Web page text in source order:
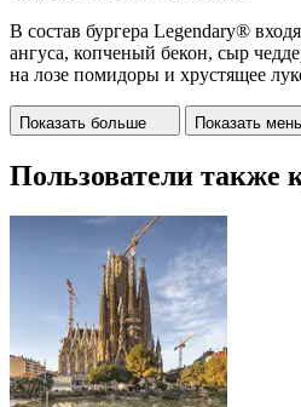
В состав бургера Legendary®
ангуса, копченый бекон, сыр
на лозе помидоры и хрустящее
Показать больше Показать
Пользователи также